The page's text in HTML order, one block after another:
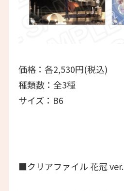
価格：各2,530円(税込)
種類数：全3種
サイズ：B6
■クリアファイル 花冠 ver.